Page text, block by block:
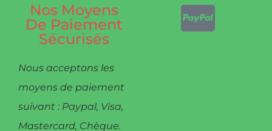
Nos Moyens
De Paiement
Sécurisés
Nous acceptons les
moyens de paiement
suivant : Paypal, Visa,
Mastercard, Chèque.